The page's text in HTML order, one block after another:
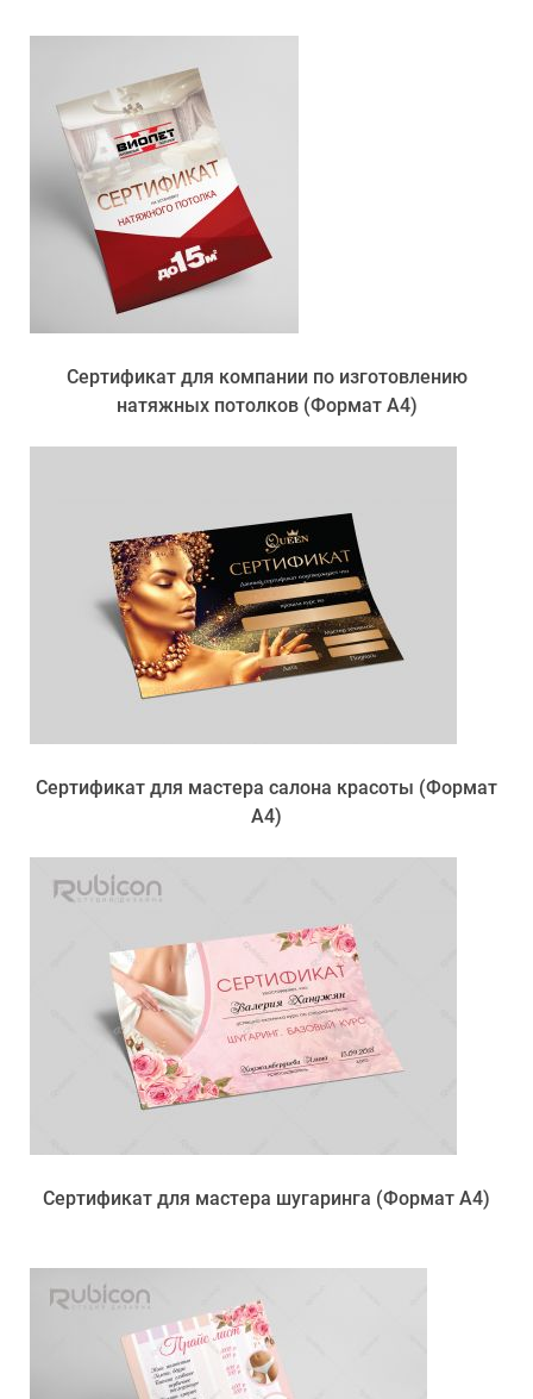
Сертификат для компании по изготовлению
натяжных потолков (Формат А4)
Сертификат для мастера салона красоты (Формат
А4)
Сертификат для мастера шугаринга (Формат А4)